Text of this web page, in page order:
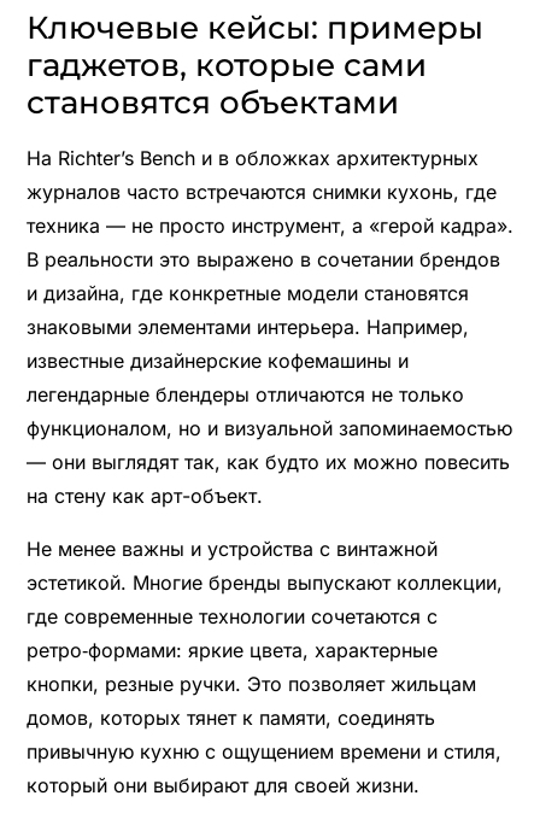
Ключевые кейсы: примеры
гаджетов, которые сами
становятся объектами
На Richter’s Bench и в обложках архитектурных
журналов часто встречаются снимки кухонь, где
техника — не просто инструмент, а «герой кадра».
В реальности это выражено в сочетании брендов
и дизайна, где конкретные модели становятся
знаковыми элементами интерьера. Например,
известные дизайнерские кофемашины и
легендарные блендеры отличаются не только
функционалом, но и визуальной запоминаемостью
— они выглядят так, как будто их можно повесить
на стену как арт-объект.
Не менее важны и устройства с винтажной
эстетикой. Многие бренды выпускают коллекции,
где современные технологии сочетаются с
ретро‑формами: яркие цвета, характерные
кнопки, резные ручки. Это позволяет жильцам
домов, которых тянет к памяти, соединять
привычную кухню с ощущением времени и стиля,
который они выбирают для своей жизни.